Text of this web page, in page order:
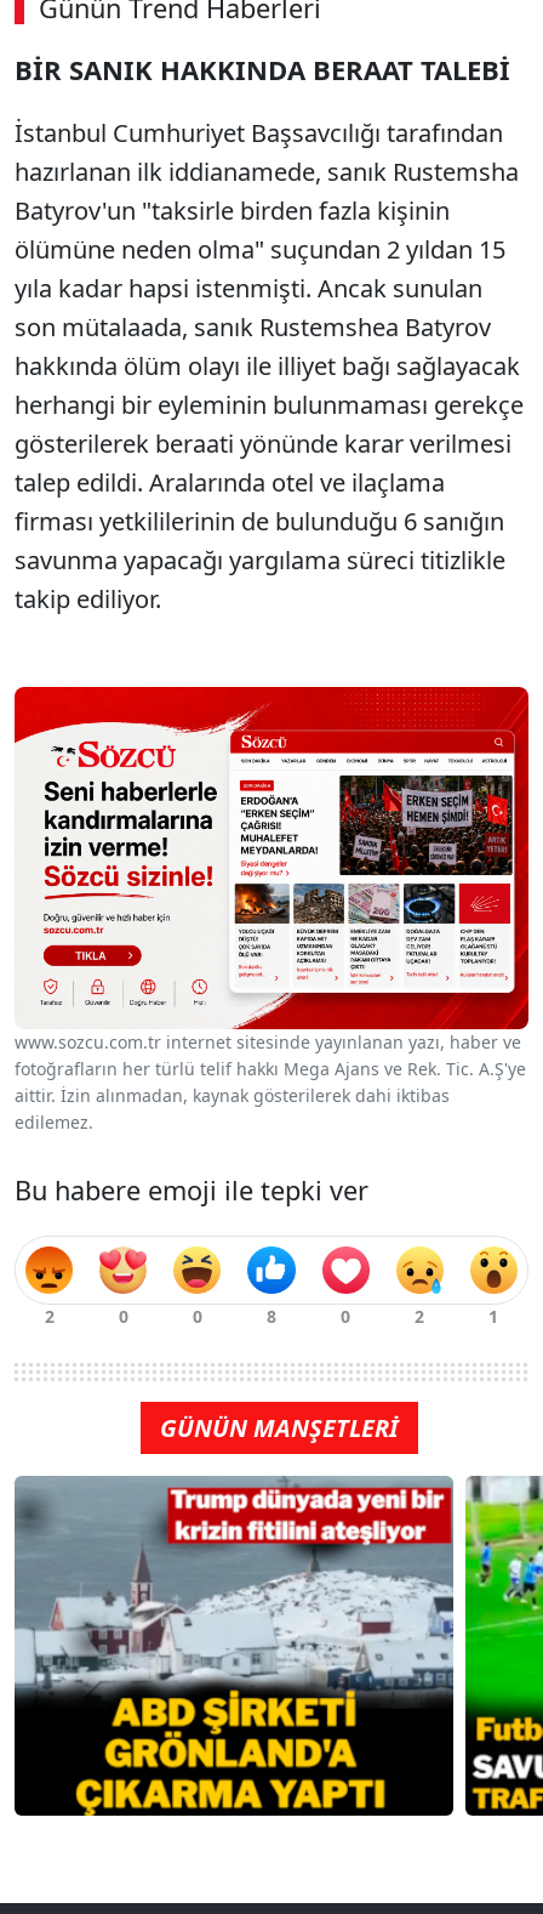
Günün Trend Haberleri
00:01 / 09:15
Sesi Aç
BİR SANIK HAKKINDA BERAAT TALEBİ
İstanbul Cumhuriyet Başsavcılığı tarafından
hazırlanan ilk iddianamede, sanık Rustemsha
Batyrov'un "taksirle birden fazla kişinin
ölümüne neden olma" suçundan 2 yıldan 15
yıla kadar hapsi istenmişti. Ancak sunulan
son mütalaada, sanık Rustemshea Batyrov
hakkında ölüm olayı ile illiyet bağı sağlayacak
herhangi bir eyleminin bulunmaması gerekçe
gösterilerek beraati yönünde karar verilmesi
talep edildi. Aralarında otel ve ilaçlama
firması yetkililerinin de bulunduğu 6 sanığın
savunma yapacağı yargılama süreci titizlikle
takip ediliyor.
www.sozcu.com.tr internet sitesinde yayınlanan yazı, haber ve
fotoğrafların her türlü telif hakkı Mega Ajans ve Rek. Tic. A.Ş'ye
aittir. İzin alınmadan, kaynak gösterilerek dahi iktibas
edilemez.
Bu habere emoji ile tepki ver
GÜNÜN MANŞETLERİ